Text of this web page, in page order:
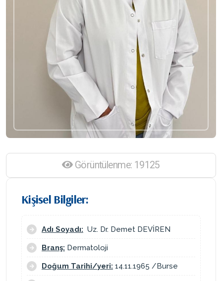
Kişisel Bilgiler:
Adı Soyadı: Uz. Dr. Demet DEVİREN
Branş: Dermatoloji
Doğum Tarihi/yeri: 14.11.1965 /Burse
Görüntülenme: 19125